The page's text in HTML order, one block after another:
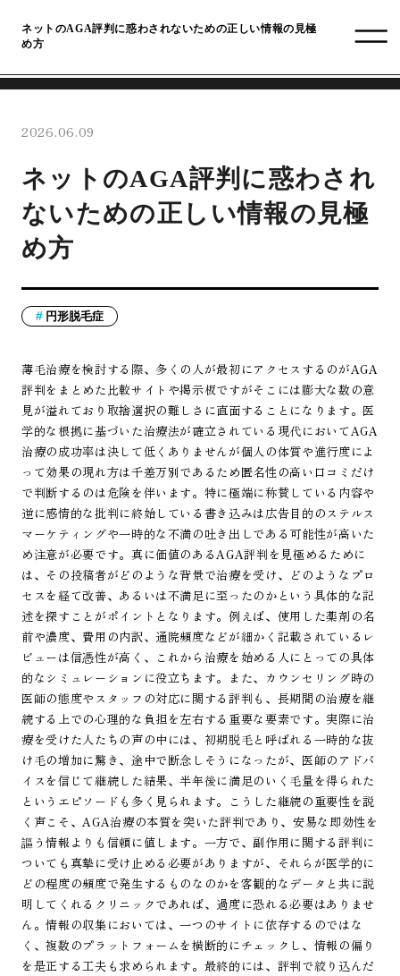
ネットのAGA評判に惑わされないための正しい情報の見極
め方
2026.06.09
ネットのAGA評判に惑わされ
ないための正しい情報の見極
め方
円形脱毛症
薄毛治療を検討する際、多くの人が最初にアクセスするのがAGA
評判をまとめた比較サイトや掲示板ですがそこには膨大な数の意
見が溢れており取捨選択の難しさに直面することになります。医
学的な根拠に基づいた治療法が確立されている現代においてAGA
治療の成功率は決して低くありませんが個人の体質や進行度によ
って効果の現れ方は千差万別であるため匿名性の高い口コミだけ
で判断するのは危険を伴います。特に極端に称賛している内容や
逆に感情的な批判に終始している書き込みは広告目的のステルス
マーケティングや一時的な不満の吐き出しである可能性が高いた
め注意が必要です。真に価値のあるAGA評判を見極めるために
は、その投稿者がどのような背景で治療を受け、どのようなプロ
セスを経て改善、あるいは不満足に至ったのかという具体的な記
述を探すことがポイントとなります。例えば、使用した薬剤の名
前や濃度、費用の内訳、通院頻度などが細かく記載されているレ
ビューは信憑性が高く、これから治療を始める人にとっての具体
的なシミュレーションに役立ちます。また、カウンセリング時の
医師の態度やスタッフの対応に関する評判も、長期間の治療を継
続する上での心理的な負担を左右する重要な要素です。実際に治
療を受けた人たちの声の中には、初期脱毛と呼ばれる一時的な抜
け毛の増加に驚き、途中で断念しそうになったが、医師のアドバ
イスを信じて継続した結果、半年後に満足のいく毛量を得られた
というエピソードも多く見られます。こうした継続の重要性を説
く声こそ、AGA治療の本質を突いた評判であり、安易な即効性を
謳う情報よりも信頼に値します。一方で、副作用に関する評判に
ついても真摯に受け止める必要がありますが、それらが医学的に
どの程度の頻度で発生するものなのかを客観的なデータと共に説
明してくれるクリニックであれば、過度に恐れる必要はありませ
ん。情報の収集においては、一つのサイトに依存するのではな
く、複数のプラットフォームを横断的にチェックし、情報の偏り
を是正する工夫も求められます。最終的には、評判で絞り込んだ